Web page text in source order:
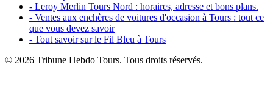
- Leroy Merlin Tours Nord : horaires, adresse et bons plans.
- Ventes aux enchères de voitures d'occasion à Tours : tout ce
que vous devez savoir
- Tout savoir sur le Fil Bleu à Tours
© 2026 Tribune Hebdo Tours. Tous droits réservés.